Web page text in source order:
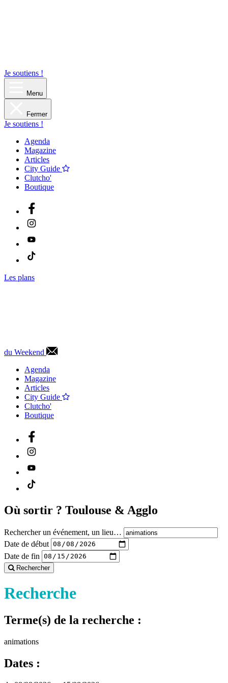
Je soutiens !
Menu
Fermer
Je soutiens !
Agenda
Magazine
Articles
City Guide
Clutcho'
Boutique
Les plans
du Weekend
Agenda
Magazine
Articles
City Guide
Clutcho'
Boutique
Où sortir ? Toulouse & Agglo
Rechercher un événement, un lieu…
Date de début
Date de fin
Rechercher
Recherche
Terme(s) de la recherche :
animations
Dates :